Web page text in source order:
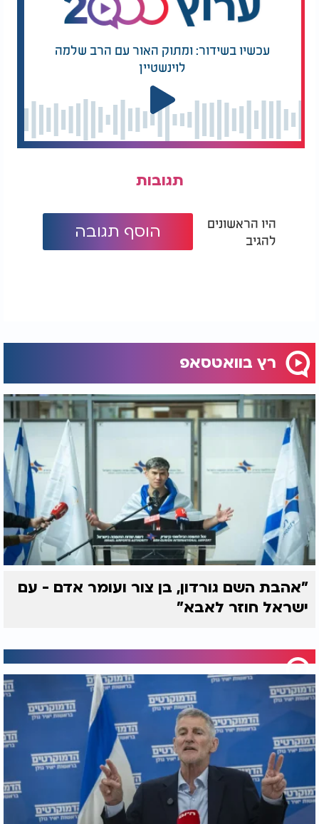
עכשיו בשידור: ומתוק האור עם הרב שלמה
לוינשטיין
תגובות
היו הראשונים
להגיב
הוסף תגובה
רץ בוואטסאפ
"אהבת השם גורדון, בן צור ועומר אדם - עם
ישראל חוזר לאבא"